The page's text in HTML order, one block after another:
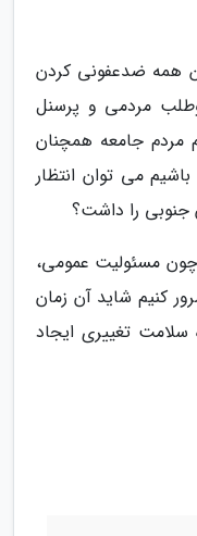
همه ضدعفونی کردن
مردمی و پرسنل
مردم جامعه همچنان
می توان انتظار
جنوبی را داشت؟
چون مسئولیت عمومی،
کنیم شاید آن زمان
سلامت تغییری ایجاد